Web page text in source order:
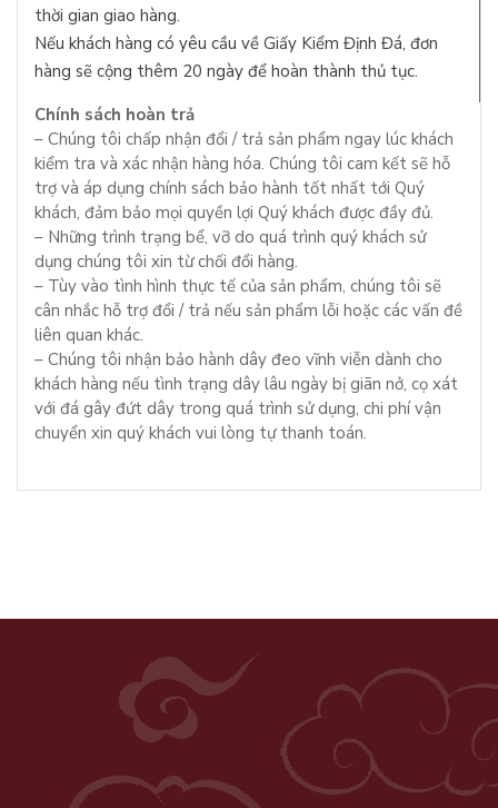
thời gian giao hàng.
Nếu khách hàng có yêu cầu về Giấy Kiểm Định Đá, đơn
hàng sẽ cộng thêm 20 ngày để hoàn thành thủ tục.
Chính sách hoàn trả
– Chúng tôi chấp nhận đổi / trả sản phẩm ngay lúc khách
kiểm tra và xác nhận hàng hóa. Chúng tôi cam kết sẽ hỗ
trợ và áp dụng chính sách bảo hành tốt nhất tới Quý
khách, đảm bảo mọi quyền lợi Quý khách được đầy đủ.
– Những trình trạng bể, vỡ do quá trình quý khách sử
dụng chúng tôi xin từ chối đổi hàng.
– Tùy vào tình hình thực tế của sản phẩm, chúng tôi sẽ
cân nhắc hỗ trợ đổi / trả nếu sản phẩm lỗi hoặc các vấn đề
liên quan khác.
– Chúng tôi nhận bảo hành dây đeo vĩnh viễn dành cho
khách hàng nếu tình trạng dây lâu ngày bị giãn nở, cọ xát
với đá gây đứt dây trong quá trình sử dụng, chi phí vận
chuyển xin quý khách vui lòng tự thanh toán.